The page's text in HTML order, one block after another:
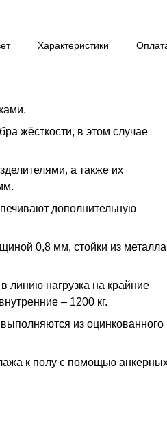
Характеристики
жёсткости, в этом случае
а также их
дополнительную
0,8 мм, стойки из металла
линию нагрузка на крайние
– 1200 кг.
из оцинкованного
к полу с помощью